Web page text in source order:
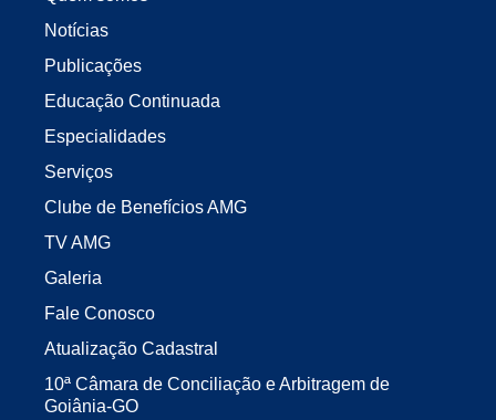
Notícias
Publicações
Educação Continuada
Especialidades
Serviços
Clube de Benefícios AMG
TV AMG
Galeria
Fale Conosco
Atualização Cadastral
10ª Câmara de Conciliação e Arbitragem de
Goiânia-GO